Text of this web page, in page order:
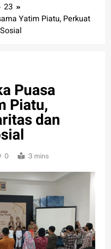
23
Yatim Piatu, Perkuat
Puasa
Piatu,
dan
0 3 mins